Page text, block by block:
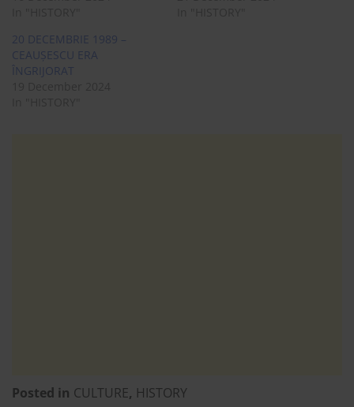
20 DECEMBRIE 1989 –
CEAUȘESCU ERA
ÎNGRIJORAT
Posted in CULTURE, HISTORY